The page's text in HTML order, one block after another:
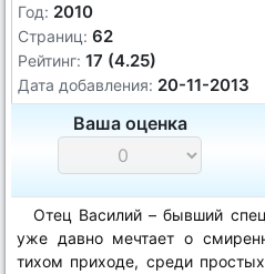
Год: 2010
Страниц: 62
Рейтинг: 17 (4.25)
Дата добавления: 20-11-2013
Ваша оценка
Отец Василий – бывший
уже давно мечтает о
тихом приходе, среди